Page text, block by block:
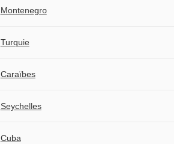
Montenegro
Turquie
Caraïbes
Seychelles
Cuba